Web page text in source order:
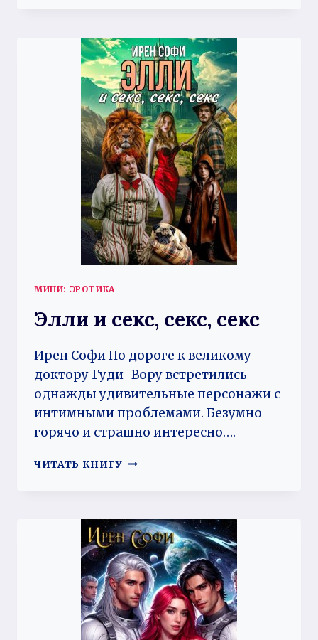
МИНИ: ЭРОТИКА
Элли и секс, секс, секс
Ирен Софи По дороге к великому
доктору Гуди-Вору встретились
однажды удивительные персонажи с
интимными проблемами. Безумно
горячо и страшно интересно….
ЧИТАТЬ КНИГУ ЭЛЛИ
СЕКС